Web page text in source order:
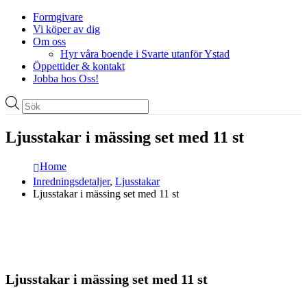
Formgivare
Vi köper av dig
Om oss
Hyr våra boende i Svarte utanför Ystad
Öppettider & kontakt
Jobba hos Oss!
Produktsökning
Ljusstakar i mässing set med 11 st
Home
Inredningsdetaljer, Ljusstakar
Ljusstakar i mässing set med 11 st
Ljusstakar i mässing set med 11 st